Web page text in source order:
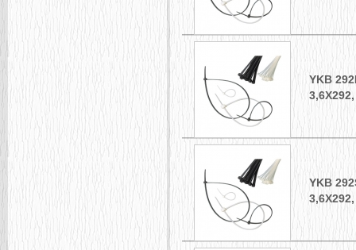
YKB
YKB